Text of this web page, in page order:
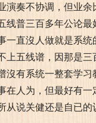
奏不协调，但业
普三百多年公论
直沒人做就是系
五线谱，因那是
有系统一整套学
人为，但最好有
说关健还是自已的